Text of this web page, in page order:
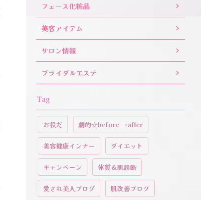
フェース化粧品
美容アイテム
サロン情報
ブライダルエステ
Tag
お役だ 劇的☆before →after
美容健康インナー ダイエット
キャンペーン 体質＆肌診断
愛され美人ブログ 肌改善ブログ